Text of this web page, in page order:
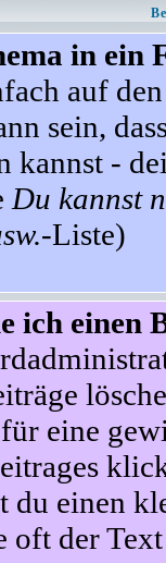
in ein
auf
sein,
kannst -
Du kannst
-Liste)
ich einen
eine
du einen
oft der